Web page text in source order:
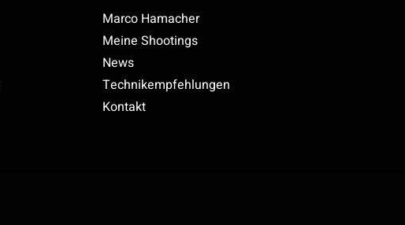
Marco Hamacher
Meine Shootings
News
Technikempfehlungen
Kontakt